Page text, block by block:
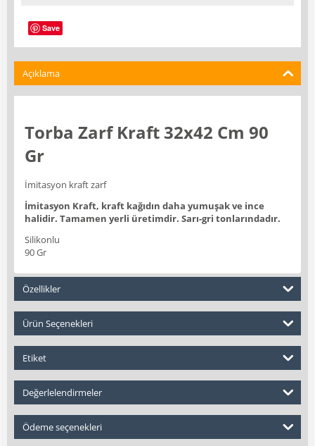
Save
Açıklama
Torba Zarf Kraft 32x42 Cm 90
Gr
İmitasyon kraft zarf
İmitasyon Kraft, kraft kağıdın daha yumuşak ve ince
halidir. Tamamen yerli üretimdir. Sarı-gri tonlarındadır.
Silikonlu
90 Gr
Özellikler
Ürün Seçenekleri
Etiket
Değerlelendirmeler
Ödeme seçenekleri